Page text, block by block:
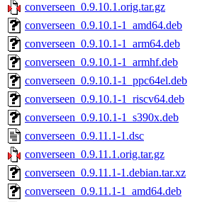
converseen_0.9.10.1.orig.tar.gz
converseen_0.9.10.1-1_amd64.deb
converseen_0.9.10.1-1_arm64.deb
converseen_0.9.10.1-1_armhf.deb
converseen_0.9.10.1-1_ppc64el.deb
converseen_0.9.10.1-1_riscv64.deb
converseen_0.9.10.1-1_s390x.deb
converseen_0.9.11.1-1.dsc
converseen_0.9.11.1.orig.tar.gz
converseen_0.9.11.1-1.debian.tar.xz
converseen_0.9.11.1-1_amd64.deb